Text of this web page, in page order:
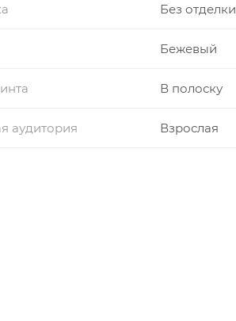
Без отделки
Бежевый
В полоску
аудитория Взрослая